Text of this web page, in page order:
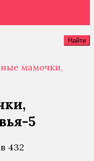
Найти
мамочки,
5
432